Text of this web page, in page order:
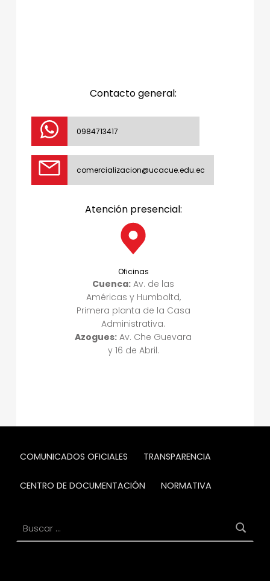
Contacto general:
0984713417
comercializacion@ucacue.edu.ec
Atención presencial:
Oficinas
Cuenca: Av. de las
Américas y Humboltd,
Primera planta de la Casa
Administrativa.
Azogues: Av. Che Guevara
y 16 de Abril.
COMUNICADOS OFICIALES TRANSPARENCIA
CENTRO DE DOCUMENTACIÓN NORMATIVA